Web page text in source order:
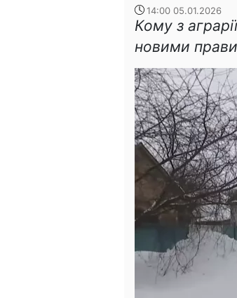
14:00 05.01.2026
Кому з
новими